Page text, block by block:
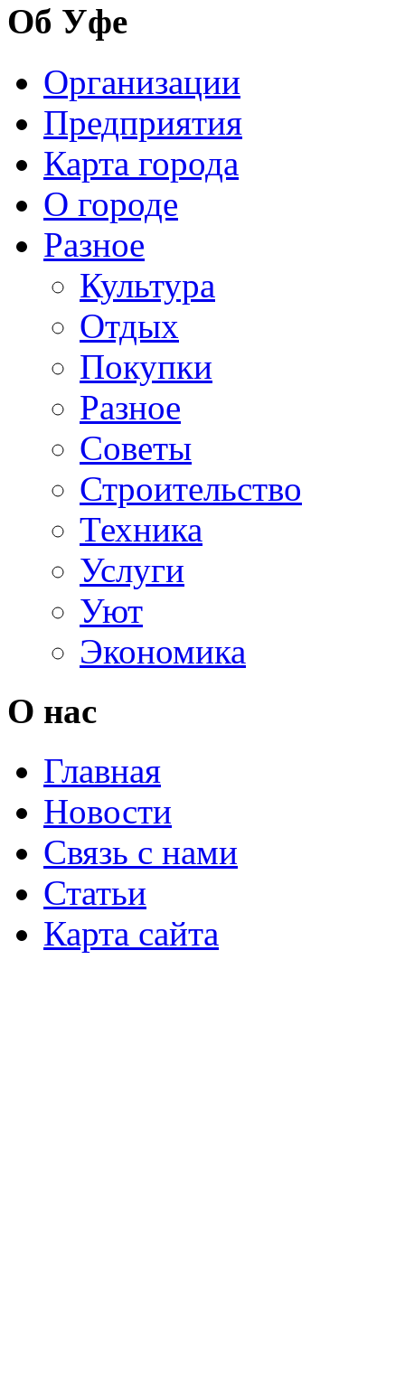
Об Уфе
Организации
Предприятия
Карта города
О городе
Разное
Культура
Отдых
Покупки
Разное
Советы
Строительство
Техника
Услуги
Уют
Экономика
О нас
Главная
Новости
Связь с нами
Статьи
Карта сайта